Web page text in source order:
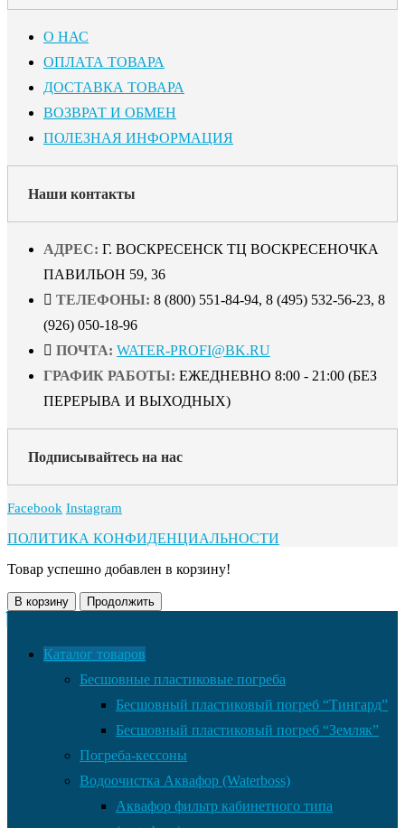
О НАС
ОПЛАТА ТОВАРА
ДОСТАВКА ТОВАРА
ВОЗВРАТ И ОБМЕН
ПОЛЕЗНАЯ ИНФОРМАЦИЯ
Наши контакты
АДРЕС: Г. ВОСКРЕСЕНСК ТЦ ВОСКРЕСЕНОЧКА
ПАВИЛЬОН 59, 36
ТЕЛЕФОНЫ: 8 (800) 551-84-94, 8 (495) 532-56-23, 8
(926) 050-18-96
ПОЧТА: WATER-PROFI@BK.RU
ГРАФИК РАБОТЫ: ЕЖЕДНЕВНО 8:00 - 21:00 (БЕЗ
ПЕРЕРЫВА И ВЫХОДНЫХ)
Подписывайтесь на нас
Facebook Instagram
ПОЛИТИКА КОНФИДЕНЦИАЛЬНОСТИ
Товар успешно добавлен в корзину!
В корзину Продолжить
Каталог товаров
Бесшовные пластиковые погреба
Бесшовный пластиковый погреб “Тингард”
Бесшовный пластиковый погреб “Земляк”
Погреба-кессоны
Водоочистка Аквафор (Waterboss)
Аквафор фильтр кабинетного типа